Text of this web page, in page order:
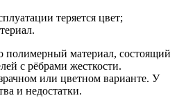
теряется цвет;
полимерный материал, состоящий
с рёбрами жесткости.
или цветном варианте. У
и недостатки.